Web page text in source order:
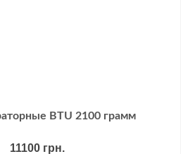
BTU 2100 грамм
11100 грн.